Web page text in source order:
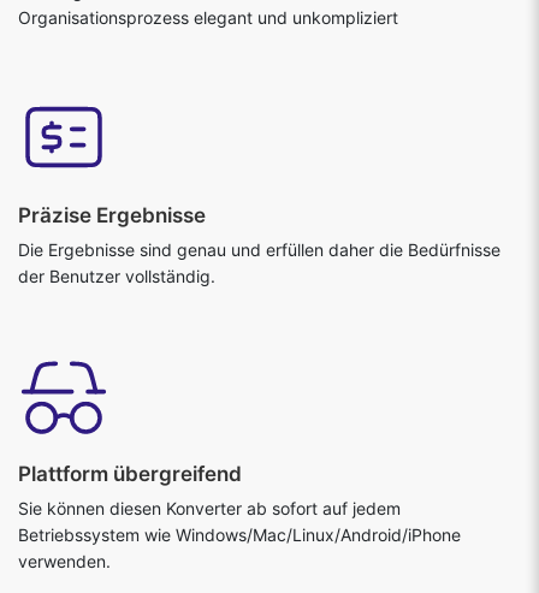
Präzise Ergebnisse
Die Ergebnisse sind genau und erfüllen daher die Bedürfnisse
der Benutzer vollständig.
Plattform übergreifend
Sie können diesen Konverter ab sofort auf jedem
Betriebssystem wie Windows/Mac/Linux/Android/iPhone